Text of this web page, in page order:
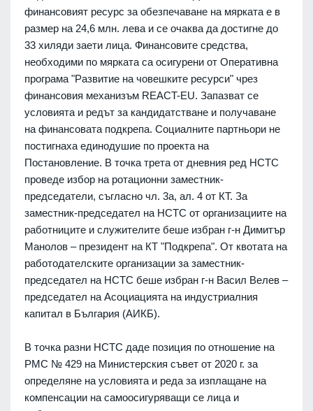
финансовият ресурс за обезпечаване на мярката е в
размер на 24,6 млн. лева и се очаква да достигне до
33 хиляди заети лица. Финансовите средства,
необходими по мярката са осигурени от Оперативна
програма "Развитие на човешките ресурси" чрез
финансовия механизъм REACT-EU. Запазват се
условията и редът за кандидатстване и получаване
на финансовата подкрепа. Социалните партньори не
постигнаха единодушие по проекта на
Постановление. В точка трета от дневния ред НСТС
проведе избор на ротационни заместник-
председатели, съгласно чл. 3а, ал. 4 от КТ. За
заместник-председател на НСТС от организациите на
работниците и служителите беше избран г-н Димитър
Манолов – президент на КТ "Подкрепа". От квотата на
работодателските организации за заместник-
председател на НСТС беше избран г-н Васил Велев –
председател на Асоциацията на индустриалния
капитал в България (АИКБ).
В точка разни НСТС даде позиция по отношение на
РМС № 429 на Министерския съвет от 2020 г. за
определяне на условията и реда за изплащане на
компенсации на самоосигуряващи се лица и